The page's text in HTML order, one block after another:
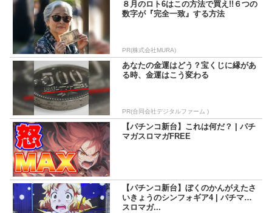
８月のロト6はこの方法で買え!!６つの
数字が『完全一致』する方法
PR(株式会社MURA)
あなたの金運はどう？宝くじに縁があ
る時、金運はこう変わる
PR(合同会社デジタルファーム )
【パチンコ新台】これは何だ？ | パチ
マガスロマガFREE
【パチンコ新台】ぼくのかんがえたさ
いきょうのシンフォギア4 | パチマガ
スロマガ...